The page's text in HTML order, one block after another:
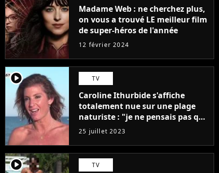
Madame Web : ne cherchez plus,
on vous a trouvé LE meilleur film
de super-héros de l'année
12 février 2024
player2 TV
Caroline Ithurbide s'affiche
totalement nue sur une plage
naturiste : "je ne pensais pas que
j'arriverais à le faire..."
25 juillet 2023
player2 TV